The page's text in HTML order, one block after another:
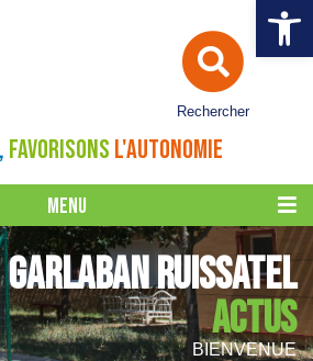
Ouvrir
Rechercher
FAVORISONS L'AUTONOMIE
MENU
GARLABAN RUISSATEL
ACTUS
BIENVENUE